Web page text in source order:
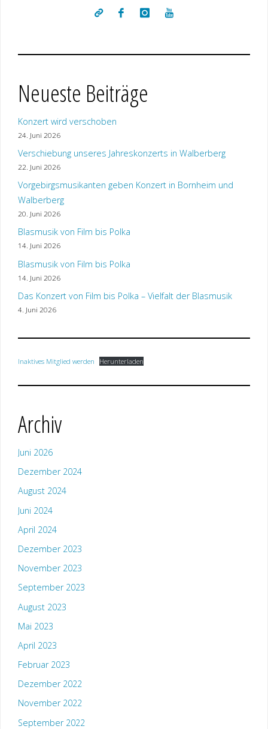
Neueste Beiträge
Konzert wird verschoben
24. Juni 2026
Verschiebung unseres Jahreskonzerts in Walberberg
22. Juni 2026
Vorgebirgsmusikanten geben Konzert in Bornheim und
Walberberg
20. Juni 2026
Blasmusik von Film bis Polka
14. Juni 2026
Blasmusik von Film bis Polka
14. Juni 2026
Das Konzert von Film bis Polka – Vielfalt der Blasmusik
4. Juni 2026
Inaktives Mitglied werden Herunterladen
Archiv
Juni 2026
Dezember 2024
August 2024
Juni 2024
April 2024
Dezember 2023
November 2023
September 2023
August 2023
Mai 2023
April 2023
Februar 2023
Dezember 2022
November 2022
September 2022